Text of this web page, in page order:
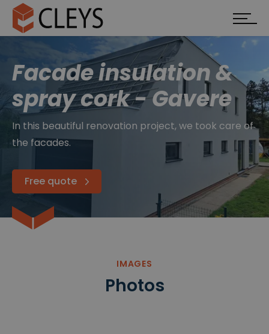
Facade insulation &
spray cork - Gavere
In this beautiful renovation project, we took care of
the facades.
Free quote
IMAGES
Photos